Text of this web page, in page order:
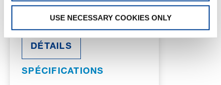
USE NECESSARY COOKIES ONLY
m, 23 m
HAUTEUR DE TÊTE MAX.:85 m
DÉTAILS
SPÉCIFICATIONS